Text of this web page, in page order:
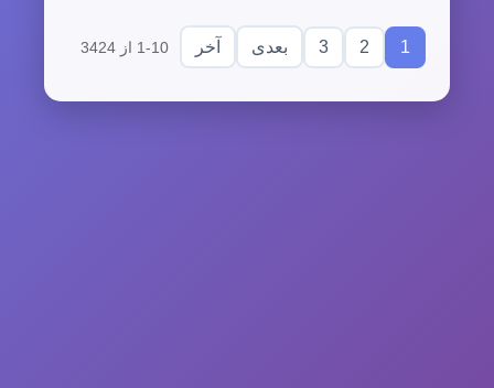
1
2
3 بعدی آخر 1-10 از 3424